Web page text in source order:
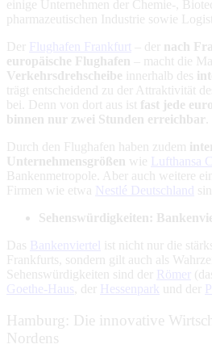
einige Unternehmen der Chemie-,
pharmazeutischen Industrie sowie
Der
Flughafen Frankfurt – der nach
europäische Flughafen – macht die
Verkehrsdrehscheibe innerhalb des
trägt entscheidend zu der Attraktivität
bei. Denn von dort aus ist fast jede
binnen nur zwei Stunden erreichbar
Durch den Flughafen haben zudem
Unternehmensgrößen wie Lufthansa
Bankenmetropole. Aber auch weitere
Firmen wie etwa Nestlé Deutschland
Sehenswürdigkeiten:
Das Bankenviertel
ist nicht nur die
Frankfurts, sondern gilt auch als
Sehenswürdigkeiten sind der
Römer
Goethe-Haus , der Hessenpark und der
Hamburg: Die innovative
Nordens